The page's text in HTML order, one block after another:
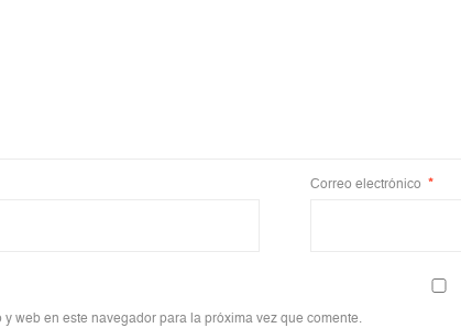
Correo electrónico *
y web en este navegador para la próxima vez que comente.